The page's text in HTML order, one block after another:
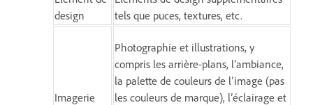
design
tels que puces, textures, etc.
Imagerie
Photographie et illustrations, y
compris les arrière-plans, l’ambiance,
la palette de couleurs de l’image (pas
les couleurs de marque), l’éclairage et